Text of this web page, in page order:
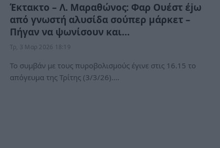
Έκτακτο – Λ. Μαραθώνος: Φαρ Ουέστ έjω
από γνωστή αλυσίδα σούπερ μάρκετ –
Πήγαν να ψωνίσουν και…
Τρ, 3 Μαρ 2026 18:19
Το συμβάν με τους πυροβολισμούς έγινε στις 16.15 το
απόγευμα της Τρίτης (3/3/26).…